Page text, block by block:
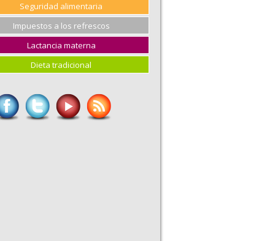
Seguridad alimentaria
Impuestos a los refrescos
Lactancia materna
Dieta tradicional